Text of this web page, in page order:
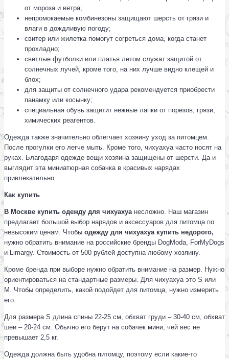
от мороза и ветра;
непромокаемые комбинезоны защищают шерсть от грязи и
влаги в дождливую погоду;
свитер или жилетка помогут согреться дома, когда станет
прохладно;
светлые футболки или платья летом служат защитой от
солнечных лучей, кроме того, на них лучше видно клещей и
блох;
для защиты от солнечного удара рекомендуется приобрести
панамку или косынку;
специальная обувь защитит нежные лапки от порезов, грязи,
химических реагентов.
Одежда также значительно облегчает хозяину уход за питомцем.
После прогулки его легче мыть. Кроме того, чихуахуа часто носят на
руках. Благодаря одежде вещи хозяина защищены от шерсти. Да и
выглядит эта миниатюрная собачка в красивых нарядах
привлекательно.
Как купить
В Москве купить одежду для чихуахуанесложно. Наш магазин
предлагает большой выбор нарядов и аксессуаров для питомца по
невысоким ценам. Чтобы одежду для чихуахуа купить недорого,
нужно обратить внимание на российские бренды DogModa, ForMyDogs
и Limargy. Стоимость от 500 рублей доступна любому хозяину.
Кроме бренда при выборе нужно обратить внимание на размер. Нужно
ориентироваться на стандартные размеры. Для чихуахуа это S или
M. Чтобы определить, какой подойдет для питомца, нужно измерить
его.
Для размера S длина спины 22-25 см, обхват груди – 30-40 см, обхват
шеи – 20-24 см. Обычно его берут на собачек мини, чей вес не
превышает 2,5 кг.
Одежда должна быть удобна питомцу, поэтому если какие-то